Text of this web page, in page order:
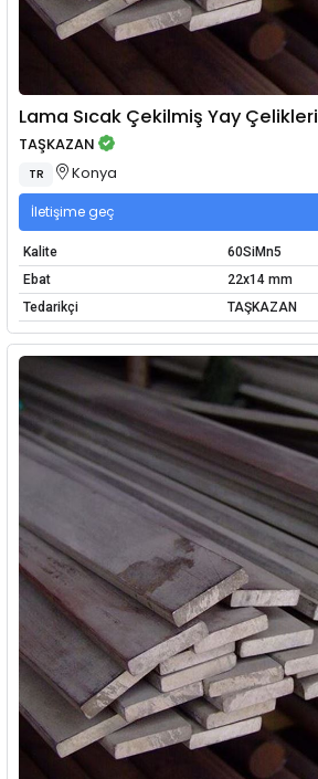
Lama Sıcak Çekilmiş Yay Çelikleri
TAŞKAZAN
TR Konya
İletişime geç
Kalite
60SiMn5
Ebat
22x14 mm
Tedarikçi
TAŞKAZAN